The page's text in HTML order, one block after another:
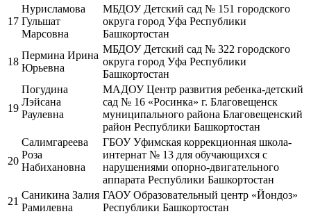
17
Нурисламова
Гульшат
Марсовна
МБДОУ Детский сад № 151 городского
округа город Уфа Республики
Башкортостан
18
Пермина Ирина
Юрьевна
МБДОУ Детский сад № 322 городского
округа город Уфа Республики
Башкортостан
19
Погудина
Лэйсана
Раулевна
МАДОУ Центр развития ребенка-детский
сад № 16 «Росинка» г. Благовещенск
муниципального района Благовещенский
район Республики Башкортостан
20
Салимгареева
Роза
Набихановна
ГБОУ Уфимская коррекционная школа-
интернат № 13 для обучающихся с
нарушениями опорно-двигательного
аппарата Республики Башкортостан
21
Саникина Залия
Рамилевна
ГАОУ Образовательный центр «Йондоз»
Республики Башкортостан